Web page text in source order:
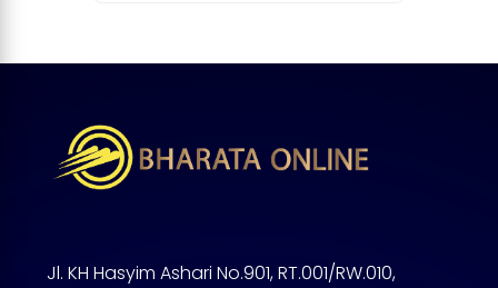
Jl. KH Hasyim Ashari No.901, RT.001/RW.010,